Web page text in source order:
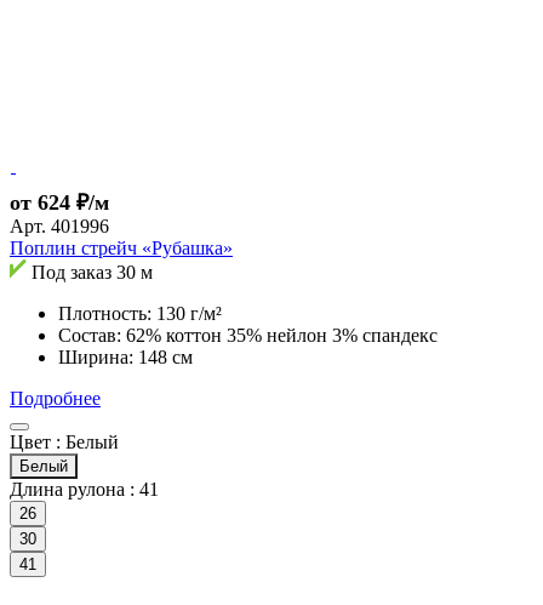
от 624 ₽/м
Арт. 401996
Поплин стрейч «Рубашка»
Под заказ 30 м
Плотность: 130 г/м²
Состав: 62% коттон 35% нейлон 3% спандекс
Ширина: 148 см
Подробнее
Цвет : Белый
Белый
Длина рулона : 41
26
30
41